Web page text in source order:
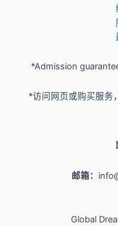
*Admission
*访问网页或购买服务
邮箱：
Global